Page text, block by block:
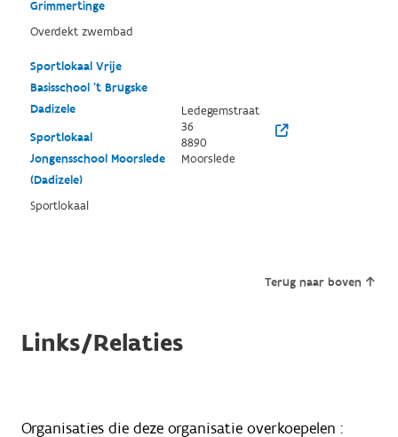
Grimmertinge
Overdekt zwembad
Sportlokaal Vrije
Basisschool 't Brugske
Dadizele
Sportlokaal
Jongensschool Moorslede
(Dadizele)
Sportlokaal
Ledegemstraat
36
8890
Moorslede
Terug naar boven
Links/Relaties
Organisaties die deze organisatie overkoepelen :